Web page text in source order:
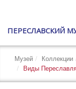
ПЕРЕСЛАВСКИЙ
Музей
Коллекции
Виды